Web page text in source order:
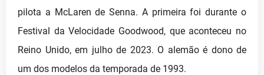
pilota a McLaren de Senna. A primeira foi durante o
Festival da Velocidade Goodwood, que aconteceu no
Reino Unido, em julho de 2023. O alemão é dono de
um dos modelos da temporada de 1993.